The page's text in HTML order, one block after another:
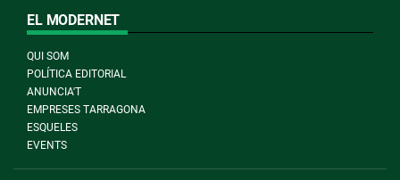
EL MODERNET
QUI SOM
POLÍTICA EDITORIAL
ANUNCIA'T
EMPRESES TARRAGONA
ESQUELES
EVENTS